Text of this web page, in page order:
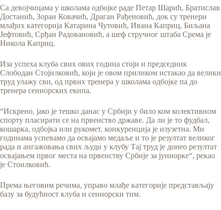
Са девојчицама у школама одбојке раде Петар Шарић, Братислав
Достанић, Зоран Ковачић, Драган Рађеновић, док су тренери
млађих категорија Катарина Чутовић, Ивана Каприц, Биљана
Јефтовић, Срђан Радовановић, а шеф стручног штаба Срема је
Никола Каприц.
Иза успеха клуба свих ових година стоји и председник
Слободан Стојилковић, који је овом приликом истакао да велики
труд улажу сви, од првих тренера у школама одбојке па до
тренера сениорских екипа.
“Искрено, јако је тешко данас у Србији у било ком колективном
спорту пласирати се на првенство државе. Да ли је то фудбал,
кошарка, одбојка или рукомет, конкуренција је изузетна. Ми
годинама успевамо да освајамо медаље и то је резултат великог
рада и ангажовања свих људи у клубу Тај труд је донео резултат
освајањем првог места на првенству Србије за јуниорке“, рекао
је Стоилковић.
Према његовим речима, управо млађе категорије представљају
базу за будућност клуба и сениорски тим.